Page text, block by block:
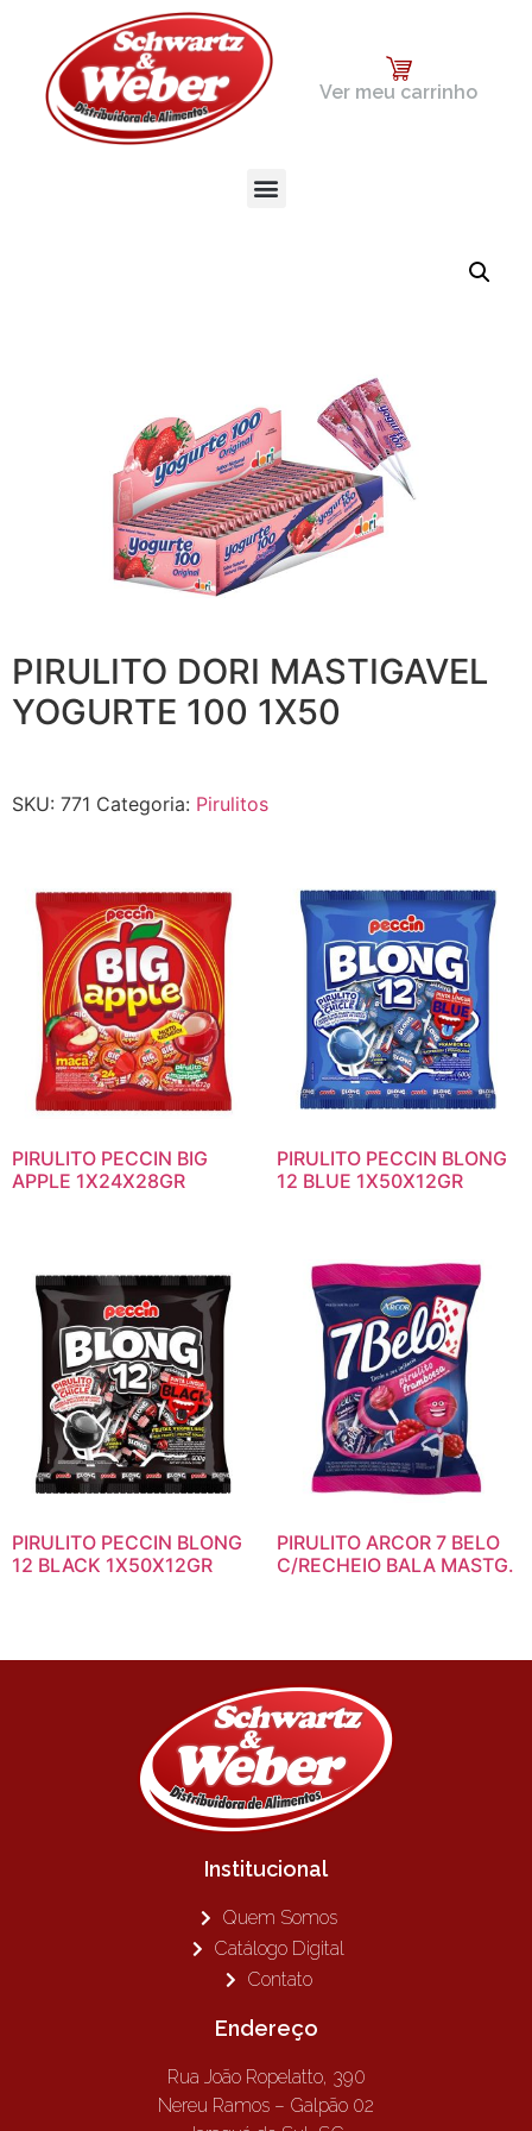
Ver meu carrinho
PIRULITO DORI MASTIGAVEL
YOGURTE 100 1X50
SKU: 771 Categoria: Pirulitos
PIRULITO PECCIN BIG
APPLE 1X24X28GR
PIRULITO PECCIN BLONG
12 BLUE 1X50X12GR
PIRULITO PECCIN BLONG
12 BLACK 1X50X12GR
PIRULITO ARCOR 7 BELO
C/RECHEIO BALA MASTG.
Institucional
Quem Somos
Catálogo Digital
Contato
Endereço
Rua João Ropelatto, 390
Nereu Ramos – Galpão 02